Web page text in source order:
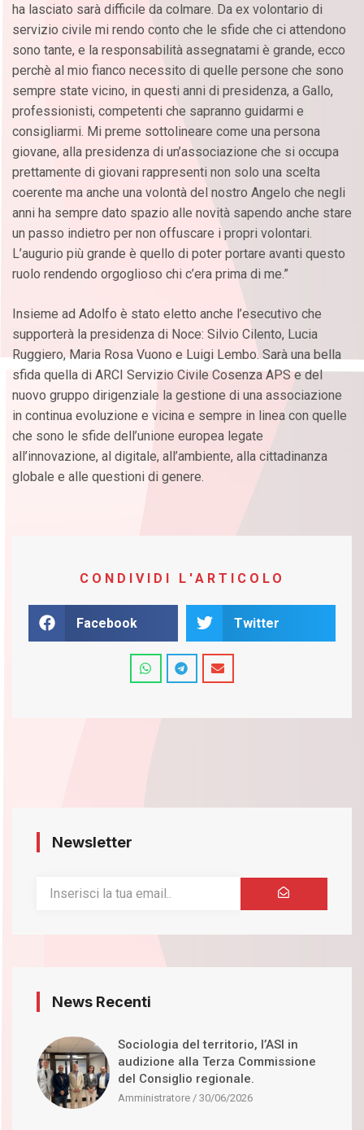
ha lasciato sarà difficile da colmare. Da ex volontario di
servizio civile mi rendo conto che le sfide che ci attendono
sono tante, e la responsabilità assegnatami è grande, ecco
perchè al mio fianco necessito di quelle persone che sono
sempre state vicino, in questi anni di presidenza, a Gallo,
professionisti, competenti che sapranno guidarmi e
consigliarmi. Mi preme sottolineare come una persona
giovane, alla presidenza di un’associazione che si occupa
prettamente di giovani rappresenti non solo una scelta
coerente ma anche una volontà del nostro Angelo che negli
anni ha sempre dato spazio alle novità sapendo anche stare
un passo indietro per non offuscare i propri volontari.
L’augurio più grande è quello di poter portare avanti questo
ruolo rendendo orgoglioso chi c’era prima di me.”
Insieme ad Adolfo è stato eletto anche l’esecutivo che
supporterà la presidenza di Noce: Silvio Cilento, Lucia
Ruggiero, Maria Rosa Vuono e Luigi Lembo. Sarà una bella
sfida quella di ARCI Servizio Civile Cosenza APS e del
nuovo gruppo dirigenziale la gestione di una associazione
in continua evoluzione e vicina e sempre in linea con quelle
che sono le sfide dell’unione europea legate
all’innovazione, al digitale, all’ambiente, alla cittadinanza
globale e alle questioni di genere.
CONDIVIDI L'ARTICOLO
Facebook Twitter
Newsletter
News Recenti
Sociologia del territorio, l’ASI in
audizione alla Terza Commissione
del Consiglio regionale.
Amministratore 30/06/2026